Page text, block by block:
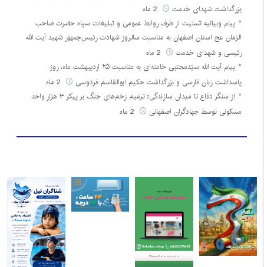
بزرگداشت شهدای خدمت
پیام وبیانیه تسلیت از طرف روابط عمومی و تبلیغات سپاه حضرت صاحب
الزمان عج استان اصفهان به مناسبت سالروز شهادت رئیس‌جمهور شهید آیت الله
رئیسی و شهدای خدمت
پیام آیت الله سیّدمجتبی خامنه‌ای به مناسبت ۲۵ اردیبهشت ماه، روز
پاسداشت زبان فارسی و بزرگداشت حکیم ابوالقاسم فردوسی
از سنگر دفاع تا میدان سازندگی؛ ترمیم زخم‌های جنگ بر پیکر ۳ هزار واحد
مسکونی توسط جهادگران اصفهانی